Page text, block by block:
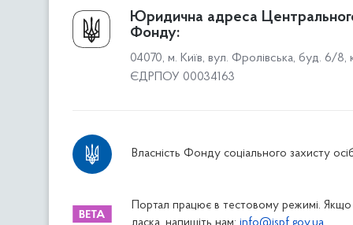
Про Фонд
Керівництво
Структура Фонду
Територіальні відділення
Дніпропетровське відділення
Житомирське відділення
Юридична адреса
Фонду:
04070, м. Київ, вул. Фролівська, буд. 6/8,
ЄДРПОУ 00034163
Власність Фонду соціального захисту осіб
Портал працює в тестовому режимі. Якщо